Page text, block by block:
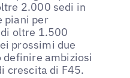
2.000 sedi in
piani per
oltre 1.500
prossimi due
definire ambiziosi
crescita di F45.